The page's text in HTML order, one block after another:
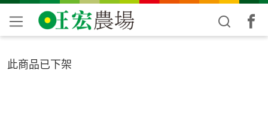
此商品已下架